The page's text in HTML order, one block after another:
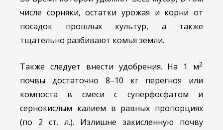
числе сорняки, остатки урожая и корни от
посадок прошлых культур, а также
тщательно разбивают комья земли.
Также следует внести удобрения. На 1 м2
почвы достаточно 8–10 кг перегноя или
компоста в смеси с суперфосфатом и
сернокислым калием в равных пропорциях
(по 2 ст. л.). Излишне закисленную почву